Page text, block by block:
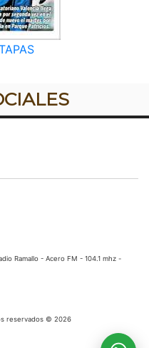
Ramallo - Acero FM - 104.1 mhz -
reservados © 2026